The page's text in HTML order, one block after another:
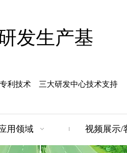
发生产基
利技术 三大研发中心技术支持
用领域 视频展示/